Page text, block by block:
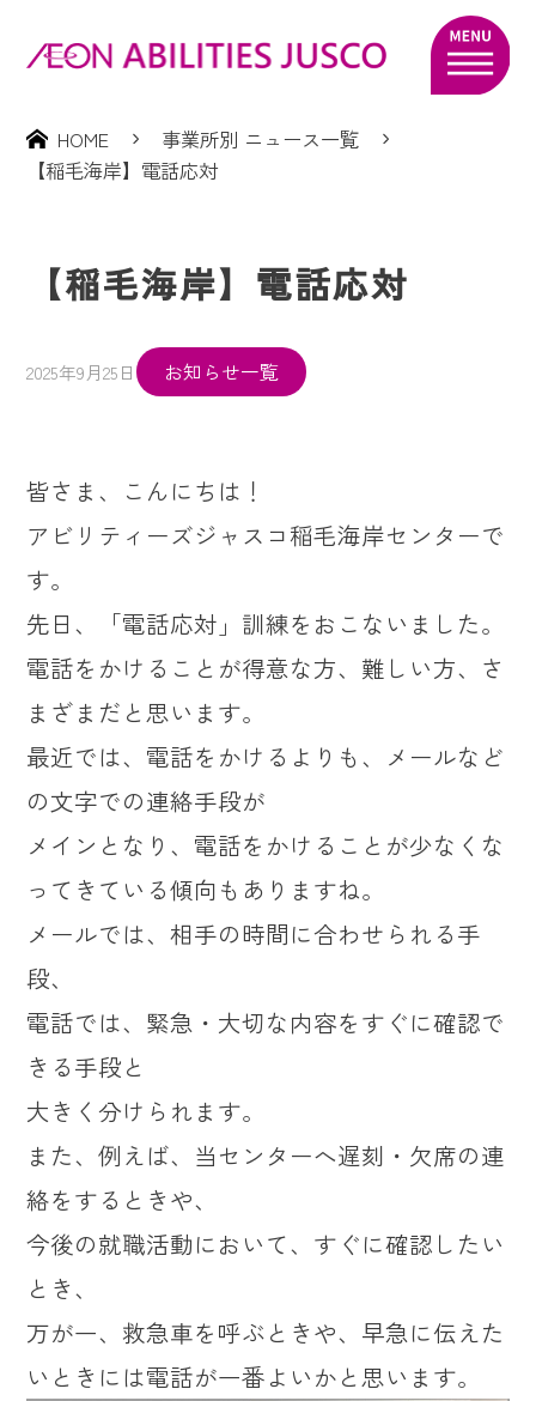
HOME
事業所別 ニュース一覧
【稲毛海岸】電話応対
【稲毛海岸】電話応対
2025年9月25日 お知らせ一覧
皆さま、こんにちは！
アビリティーズジャスコ稲毛海岸センターで
す。
先日、「電話応対」訓練をおこないました。
電話をかけることが得意な方、難しい方、さ
まざまだと思います。
最近では、電話をかけるよりも、メールなど
の文字での連絡手段が
メインとなり、電話をかけることが少なくな
ってきている傾向もありますね。
メールでは、相手の時間に合わせられる手
段、
電話では、緊急・大切な内容をすぐに確認で
きる手段と
大きく分けられます。
また、例えば、当センターへ遅刻・欠席の連
絡をするときや、
今後の就職活動において、すぐに確認したい
とき、
万が一、救急車を呼ぶときや、早急に伝えた
いときには電話が一番よいかと思います。